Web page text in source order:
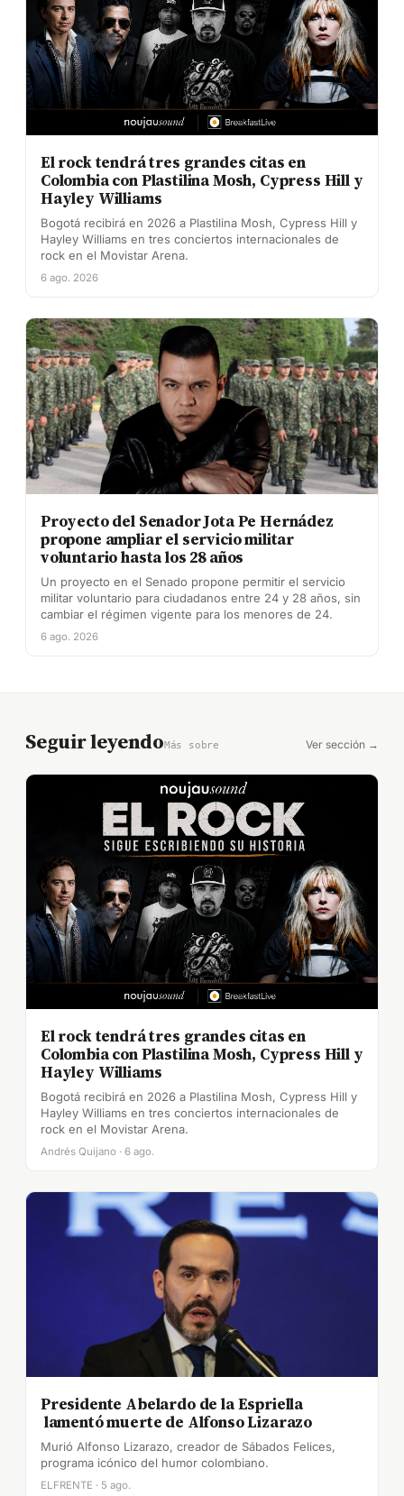
El rock tendrá tres grandes citas en
Colombia con Plastilina Mosh, Cypress Hill y
Hayley Williams
Bogotá recibirá en 2026 a Plastilina Mosh, Cypress Hill y
Hayley Williams en tres conciertos internacionales de
rock en el Movistar Arena.
6 ago. 2026
Proyecto del Senador Jota Pe Hernádez
propone ampliar el servicio militar
voluntario hasta los 28 años
Un proyecto en el Senado propone permitir el servicio
militar voluntario para ciudadanos entre 24 y 28 años, sin
cambiar el régimen vigente para los menores de 24.
6 ago. 2026
Seguir leyendoMás sobre Ver sección →
El rock tendrá tres grandes citas en
Colombia con Plastilina Mosh, Cypress Hill y
Hayley Williams
Bogotá recibirá en 2026 a Plastilina Mosh, Cypress Hill y
Hayley Williams en tres conciertos internacionales de
rock en el Movistar Arena.
Andrés Quijano · 6 ago.
Presidente Abelardo de la Espriella
lamentó muerte de Alfonso Lizarazo
Murió Alfonso Lizarazo, creador de Sábados Felices,
programa icónico del humor colombiano.
ELFRENTE · 5 ago.